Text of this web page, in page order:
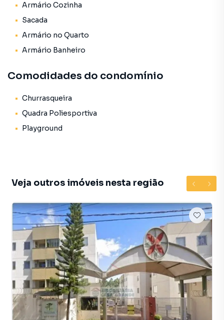
Armário Cozinha
Sacada
Armário no Quarto
Armário Banheiro
Comodidades do condomínio
Churrasqueira
Quadra Poliesportiva
Playground
Veja outros imóveis nesta região